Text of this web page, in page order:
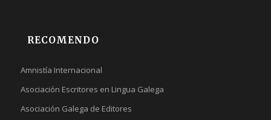
RECOMENDO
Amnistía Internacional
Asociación Escritores en Lingua Galega
Asociación Galega de Editores